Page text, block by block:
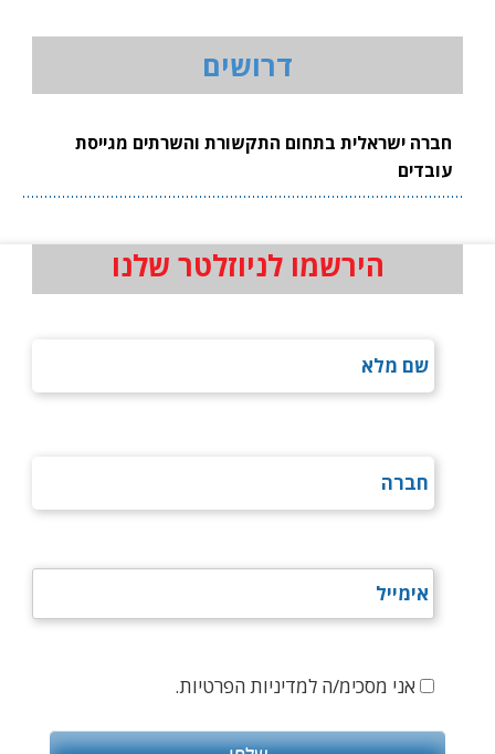
דרושים
חברה ישראלית בתחום התקשורת והשרתים מגייסת
עובדים
הירשמו לניוזלטר שלנו
אני מסכימ/ה למדיניות הפרטיות.